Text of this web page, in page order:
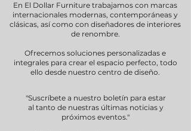
En El Dollar Furniture trabajamos con marcas
internacionales modernas, contemporáneas y
clásicas, así como con diseñadores de interiores
de renombre.
Ofrecemos soluciones personalizadas e
integrales para crear el espacio perfecto, todo
ello desde nuestro centro de diseño.
"Suscríbete a nuestro boletín para estar
al tanto de nuestras últimas noticias y
próximos eventos."